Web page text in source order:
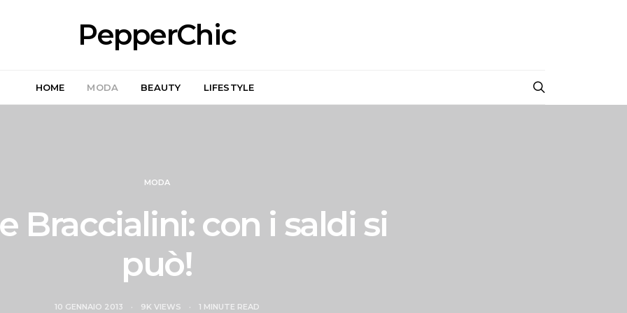
PepperChic
HOME MODA BEAUTY LIFESTYLE
MODA
Braccialini: con i saldi si
può!
10 GENNAIO 2013 9K VIEWS 1 MINUTE READ